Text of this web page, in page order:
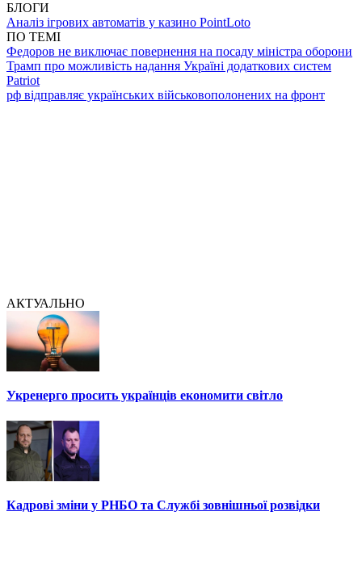
БЛОГИ
Аналіз ігрових автоматів у казино PointLoto
ПО ТЕМІ
Федоров не виключає повернення на посаду міністра оборони
Трамп про можливість надання Україні додаткових систем
Patriot
рф відправляє українських військовополонених на фронт
АКТУАЛЬНО
Укренерго просить українців економити світло
Кадрові зміни у РНБО та Службі зовнішньої розвідки